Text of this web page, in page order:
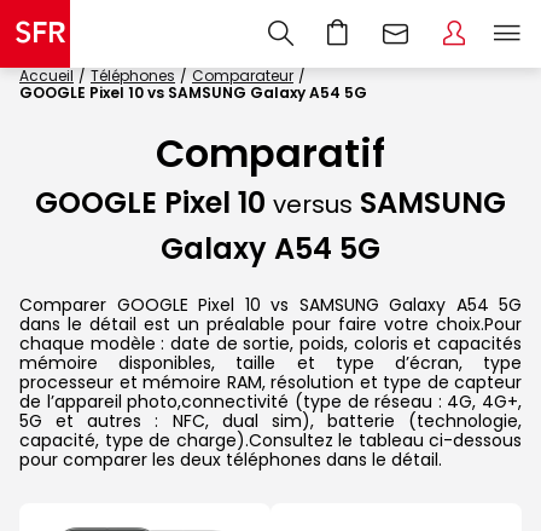
Accueil Téléphones
Comparateur
GOOGLE Pixel 10 vs SAMSUNG Galaxy A54 5G
Comparatif
GOOGLE Pixel 10 versus SAMSUNG
Galaxy A54 5G
Comparer GOOGLE Pixel 10 vs SAMSUNG Galaxy A54 5G
dans le détail est un préalable pour faire votre choix.Pour
chaque modèle : date de sortie, poids, coloris et capacités
mémoire disponibles, taille et type d’écran, type
processeur et mémoire RAM, résolution et type de capteur
de l’appareil photo,connectivité (type de réseau : 4G, 4G+,
5G et autres : NFC, dual sim), batterie (technologie,
capacité, type de charge).Consultez le tableau ci-dessous
pour comparer les deux téléphones dans le détail.